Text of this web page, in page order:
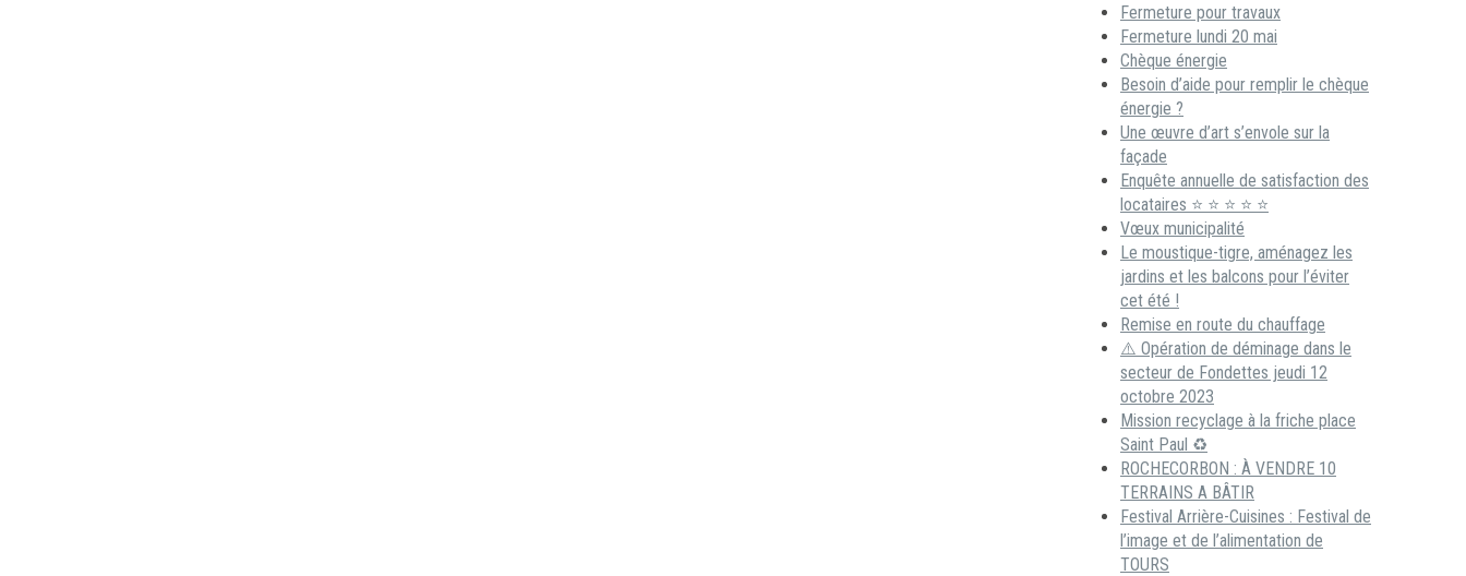
Fermeture pour travaux
Fermeture lundi 20 mai
Chèque énergie
Besoin d’aide pour remplir le chèque
énergie ?
Une œuvre d’art s’envole sur la
façade
Enquête annuelle de satisfaction des
locataires ⭐ ⭐ ⭐ ⭐ ⭐
Vœux municipalité
Le moustique-tigre, aménagez les
jardins et les balcons pour l’éviter
cet été !
Remise en route du chauffage
⚠️ Opération de déminage dans le
secteur de Fondettes jeudi 12
octobre 2023
Mission recyclage à la friche place
Saint Paul ♻️
ROCHECORBON : À VENDRE 10
TERRAINS A BÂTIR
Festival Arrière-Cuisines : Festival de
l’image et de l’alimentation de
TOURS